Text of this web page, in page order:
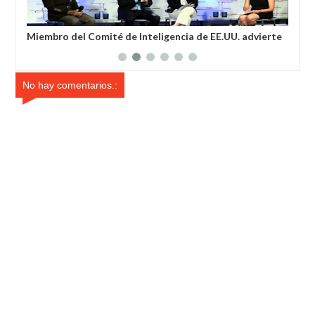
Miembro del Comité de Inteligencia de EE.UU. advierte
que apuntan al ADN de las personas
No hay comentarios.: